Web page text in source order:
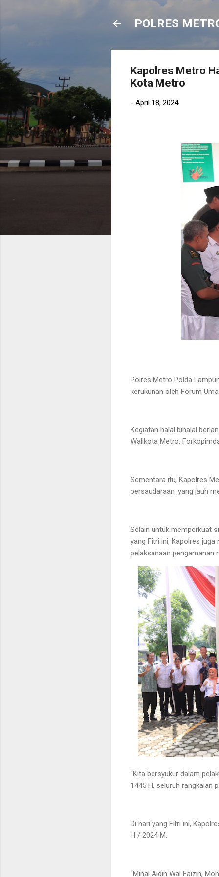
POLRES
Kapolres Metro
Kota Metro
- April 18, 2024
Polres Metro Polda
kerukunan oleh Forum
Kegiatan halal bihalal
Walikota Metro,
Sementara itu, Kapolres
persaudaraan, yang jauh
Selain untuk memperkuat
yang Fitri ini, Kapolres
pelaksanaan pengamanan
“Kita bersyukur dalam
1445 H, seluruh rangkaian
Di hari yang Fitri ini,
H / 2024 M.
“Minal Aidin Wal Faizin,